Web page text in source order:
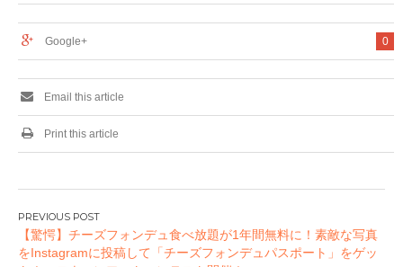
0
Google+
Email this article
Print this article
投
稿
【驚愕】チーズフォンデュ食べ放題が1年間無料に！素敵な写真
をInstagramに投稿して「チーズフォンデュパスポート」をゲッ